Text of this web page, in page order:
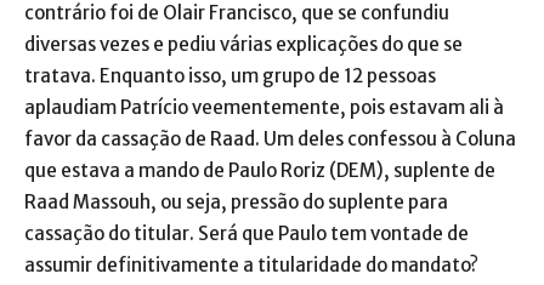
contrário foi de Olair Francisco, que se confundiu
diversas vezes e pediu várias explicações do que se
tratava. Enquanto isso, um grupo de 12 pessoas
aplaudiam Patrício veementemente, pois estavam ali à
favor da cassação de Raad. Um deles confessou à Coluna
que estava a mando de Paulo Roriz (DEM), suplente de
Raad Massouh, ou seja, pressão do suplente para
cassação do titular. Será que Paulo tem vontade de
assumir definitivamente a titularidade do mandato?